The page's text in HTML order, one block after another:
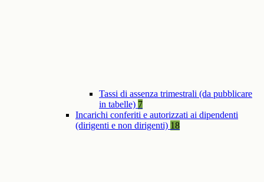
Tassi di assenza trimestrali (da pubblicare
in tabelle) 7
Incarichi conferiti e autorizzati ai dipendenti
(dirigenti e non dirigenti) 18